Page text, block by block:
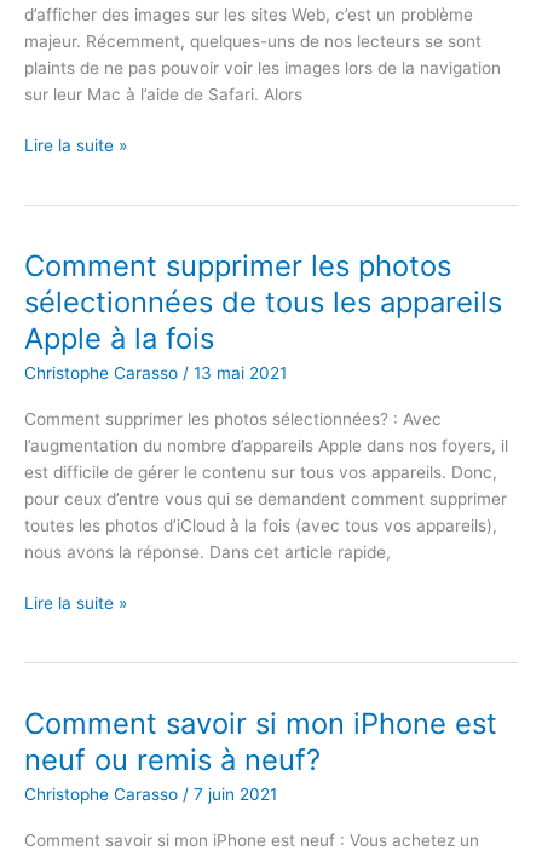
d’afficher des images sur les sites Web, c’est un problème
majeur. Récemment, quelques-uns de nos lecteurs se sont
plaints de ne pas pouvoir voir les images lors de la navigation
sur leur Mac à l’aide de Safari. Alors
Pourquoi
s’affichent-
elles
pas
dans
Safari
sur
mon
Mac?
Lire la suite »
Comment supprimer les photos
sélectionnées de tous les appareils
Apple à la fois
Christophe Carasso / 13 mai 2021
Comment supprimer les photos sélectionnées? : Avec
l’augmentation du nombre d’appareils Apple dans nos foyers, il
est difficile de gérer le contenu sur tous vos appareils. Donc,
pour ceux d’entre vous qui se demandent comment supprimer
toutes les photos d’iCloud à la fois (avec tous vos appareils),
nous avons la réponse. Dans cet article rapide,
Comment
sélectionnées
de
tous
les
Apple
Lire la suite »
Comment savoir si mon iPhone est
neuf ou remis à neuf?
Christophe Carasso / 7 juin 2021
Comment savoir si mon iPhone est neuf : Vous achetez un